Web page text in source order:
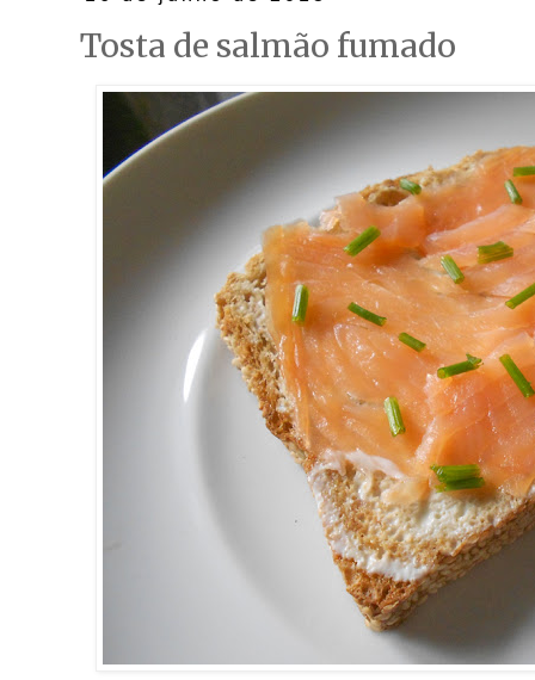
Tosta de salmão fumado